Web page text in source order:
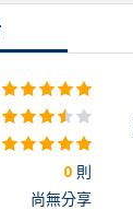
0 則
尚無分享